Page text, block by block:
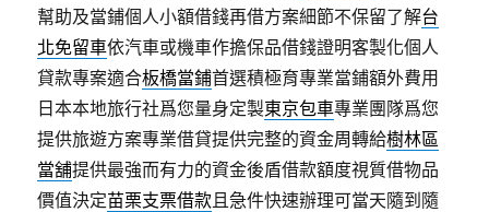
幫助及當鋪個人小額借錢再借方案細節不保留了解台
北免留車依汽車或機車作擔保品借錢證明客製化個人
貸款專案適合板橋當鋪首選積極育專業當鋪額外費用
日本本地旅行社爲您量身定製東京包車專業團隊爲您
提供旅遊方案專業借貸提供完整的資金周轉給樹林區
當舖提供最強而有力的資金後盾借款額度視質借物品
價值決定苗栗支票借款且急件快速辦理可當天隨到隨